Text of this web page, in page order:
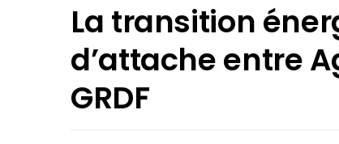
La transition
d’attache entre
GRDF